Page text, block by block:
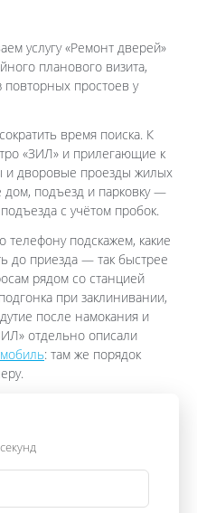
услугу «Ремонт дверей»
планового визита,
повторных простоев у
время поиска. К
«ЗИЛ» и прилегающие к
и дворовые проезды жилых
дом, подъезд и парковку —
с учётом пробок.
телефону подскажем, какие
до приезда — так быстрее
рядом со станцией
при заклинивании,
после намокания и
отдельно описали
: там же порядок